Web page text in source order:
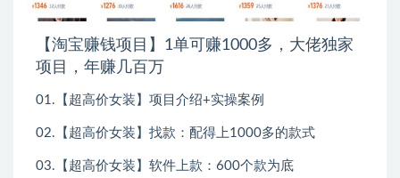
【淘宝赚钱项目】1单可赚1000多，大佬独家
项目，年赚几百万
01.【超高价女装】项目介绍+实操案例
02.【超高价女装】找款：配得上1000多的款式
03.【超高价女装】软件上款：600个款为底